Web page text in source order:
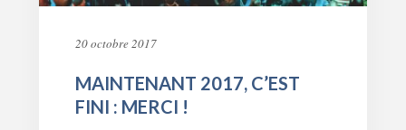
20 octobre 2017
MAINTENANT 2017, C’EST
FINI : MERCI !